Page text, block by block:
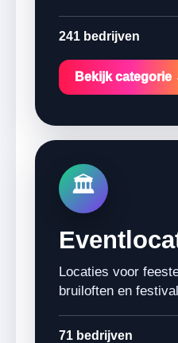
241 bedrijven
Bekijk categorie
🏛️
Locaties voor
bruiloften en
71 bedrijven